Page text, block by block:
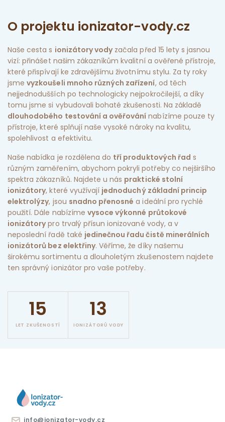
O projektu ionizator-vody.cz
Naše cesta s ionizátory vodyzačala před 15 lety s jasnou
vizí: přinášet našim zákazníkům kvalitní a ověřené přístroje,
které přispívají ke zdravějšímu životnímu stylu. Za ty roky
jsmevyzkoušeli mnoho různých zařízení, od těch
nejjednodušších po technologicky nejpokročilejší, a díky
tomu jsme si vybudovali bohaté zkušenosti. Na základě
dlouhodobého testování a ověřování nabízíme pouze ty
přístroje, které splňují naše vysoké nároky na kvalitu,
spolehlivost a efektivitu.
Naše nabídka je rozdělena do tří produktových řad s
různým zaměřením, abychom pokryli potřeby co nejširšího
spektra zákazníků. Najdete u nás praktické stolní
ionizátory, které využívají jednoduchý základní princip
elektrolýzy, jsou snadno přenosné a ideální pro rychlé
použití. Dále nabízíme vysoce výkonné průtokové
ionizátorypro trvalý přísun ionizované vody, a v
neposlední řadě také jedinečnou řadu čistě minerálních
ionizátorů bez elektřiny. Věříme, že díky našemu
širokému sortimentu a dlouholetým zkušenostem najdete
ten správný ionizátor pro vaše potřeby.
15
LET ZKUŠENOSTÍ
13
IONIZÁTORŮ VODY
info@ionizator-vody.cz